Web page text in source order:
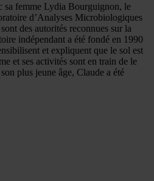
sa femme Lydia Bourguignon, le
d’Analyses Microbiologiques
des autorités reconnues sur la
indépendant a été fondé en 1990
et expliquent que le sol est
et ses activités sont en train de le
plus jeune âge, Claude a été